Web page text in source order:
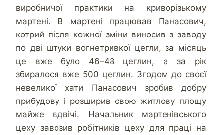
виробничої практики на криворізькому
мартені. В мартені працював Панасович,
котрий після кожної зміни виносив з заводу
по дві штуки вогнетривкої цегли, за місяць
це вже було 46–48 цеглин, а за рік
збиралося вже 500 цеглин. Згодом до своєї
невеликої хати Панасович зробив добру
прибудову і розширив свою житлову площу
майже вдвічі. Начальник мартенівського
цеху завозив робітників цеху для праці на